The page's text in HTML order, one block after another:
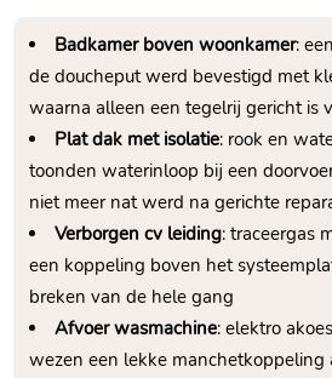
Badkamer boven woonkamer:
de doucheput werd bevestigd met
waarna alleen een tegelrij gericht is
Plat dak met isolatie: rook en
toonden waterinloop bij een
niet meer nat werd na gerichte
Verborgen cv leiding: traceergas
een koppeling boven het
breken van de hele gang
Afvoer wasmachine: elektro
wezen een lekke manchetkoppeling